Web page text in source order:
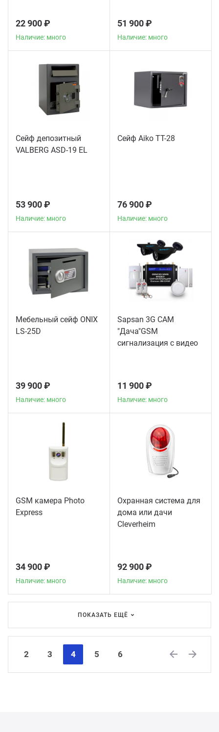
22 900 ₽
Наличие: много
51 900 ₽
Наличие: много
Сейф депозитный
VALBERG ASD-19 EL
53 900 ₽
Наличие: много
Сейф Aiko TT-28
76 900 ₽
Наличие: много
Мебельный сейф ONIX
LS-25D
39 900 ₽
Наличие: много
Sapsan 3G CAM
"Дача"GSM
сигнализация с видео
11 900 ₽
Наличие: много
GSM камера Photo
Express
34 900 ₽
Наличие: много
Охранная система для
дома или дачи
Сleverheim
92 900 ₽
Наличие: много
ПОКАЗАТЬ ЕЩЁ
2 3 4 5
6